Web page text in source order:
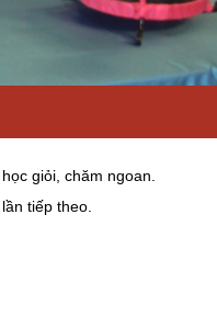
giỏi, chăm ngoan.
tiếp theo.